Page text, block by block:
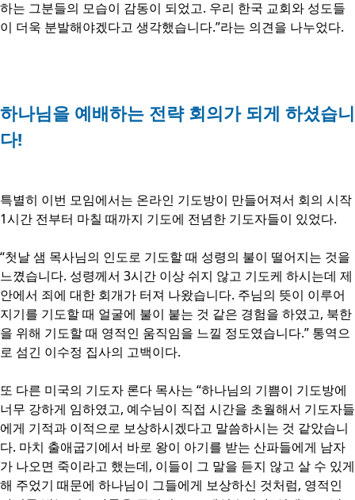
하는 그분들의 모습이 감동이 되었고. 우리 한국 교회와 성도들
이 더욱 분발해야겠다고 생각했습니다.”라는 의견을 나누었다.
하나님을 예배하는 전략 회의가 되게 하셨습니
다!
특별히 이번 모임에서는 온라인 기도방이 만들어져서 회의 시작
1시간 전부터 마칠 때까지 기도에 전념한 기도자들이 있었다.
“첫날 샘 목사님의 인도로 기도할 때 성령의 불이 떨어지는 것을
느꼈습니다. 성령께서 3시간 이상 쉬지 않고 기도케 하시는데 제
안에서 죄에 대한 회개가 터져 나왔습니다. 주님의 뜻이 이루어
지기를 기도할 때 얼굴에 불이 붙는 것 같은 경험을 하였고, 북한
을 위해 기도할 때 영적인 움직임을 느낄 정도였습니다.” 통역으
로 섬긴 이수정 집사의 고백이다.
또 다른 미국의 기도자 론다 목사는 “하나님의 기쁨이 기도방에
너무 강하게 임하였고, 예수님이 직접 시간을 초월해서 기도자들
에게 기적과 이적으로 보상하시겠다고 말씀하시는 것 같았습니
다. 마치 출애굽기에서 바로 왕이 아기를 받는 산파들에게 남자
가 나오면 죽이라고 했는데, 이들이 그 말을 듣지 않고 살 수 있게
해 주었기 때문에 하나님이 그들에게 보상하신 것처럼, 영적인